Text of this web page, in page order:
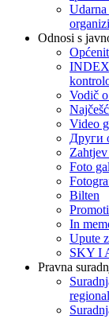
Odnosi s
INDEX
Vodič
Video
Други
Foto
Bilten
In
Upute
SKY I
Pravna